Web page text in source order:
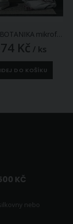
Povlečení BOTANIKA mikroflanel, růžové květy 140x200cm + 70x90cm
Kč / ks
DO KOŠÍKU
KČ
nebo